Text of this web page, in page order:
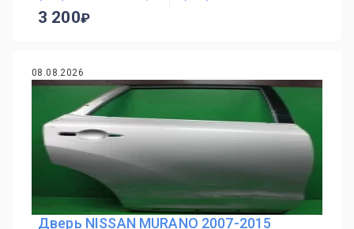
3 200
08.08.2026
Дверь NISSAN MURANO 2007-2015